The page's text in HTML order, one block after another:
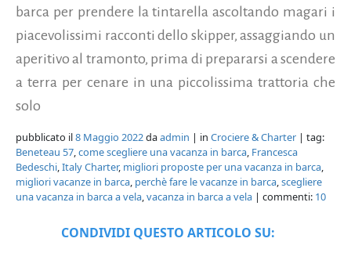
barca per prendere la tintarella ascoltando magari i
piacevolissimi racconti dello skipper, assaggiando un
aperitivo al tramonto, prima di prepararsi a scendere
a terra per cenare in una piccolissima trattoria che
solo
pubblicato il8 Maggio 2022daadmin | in Crociere & Charter | tag:
Beneteau 57,come scegliere una vacanza in barca, Francesca
Bedeschi,Italy Charter, migliori proposte per una vacanza in barca,
migliori vacanze in barca, perchè fare le vacanze in barca,scegliere
una vacanza in barca a vela,vacanza in barca a vela | commenti: 10
CONDIVIDI QUESTO ARTICOLO SU: